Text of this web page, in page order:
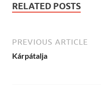
RELATED POSTS
PREVIOUS ARTICLE
Kárpátalja